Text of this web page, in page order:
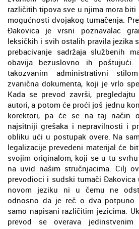
različitih tipova sve u njima mora biti
mogućnosti dvojakog tumačenja.
Đakovica je vrsni poznavalac
leksičkih i svih ostalih pravila jezika
prebacivanje sadržaja službenih
obavija bezuslovno ih
takozvanim administrativni
zvanična dokumenta, koji je vrlo
Kada se prevod završi,
autori, a potom će proći još jednu
korektori, pa će se na taj način
najsitniji grešaka i nepravilnosti i
obliku ući u postupak overe. Na
legalizacije prevedeni materijal će
svojim originalom, koji se u tu
na uvid našim stručnjacima. Cilj
prevodioci i sudski tumači Đakovica
novom jeziku ni u čemu ne
odnosno da je reč o dva potpuno
samo napisani različitim jezicima.
prevod se overava jedinstvenim